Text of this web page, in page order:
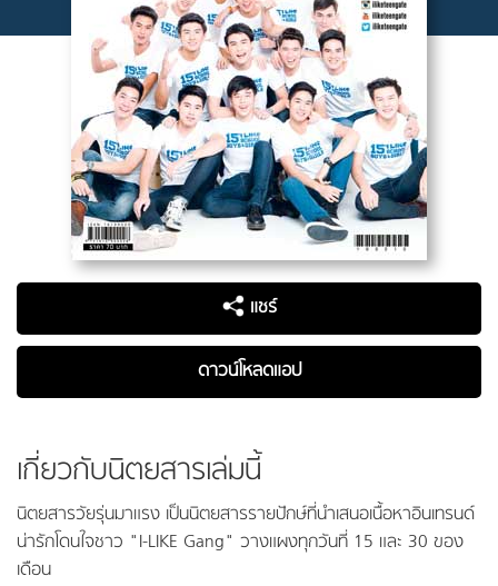
แชร์
ดาวน์โหลดแอป
เกี่ยวกับนิตยสารเล่มนี้
นิตยสารวัยรุ่นมาแรง เป็นนิตยสารรายปักษ์ที่นำเสนอเนื้อหาอินเทรนด์
น่ารักโดนใจชาว "I-LIKE Gang" วางแผงทุกวันที่ 15 และ 30 ของ
เดือน